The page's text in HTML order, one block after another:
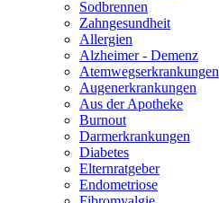
Sodbrennen
Zahngesundheit
Allergien
Alzheimer - Demenz
Atemwegserkrankungen
Augenerkrankungen
Aus der Apotheke
Burnout
Darmerkrankungen
Diabetes
Elternratgeber
Endometriose